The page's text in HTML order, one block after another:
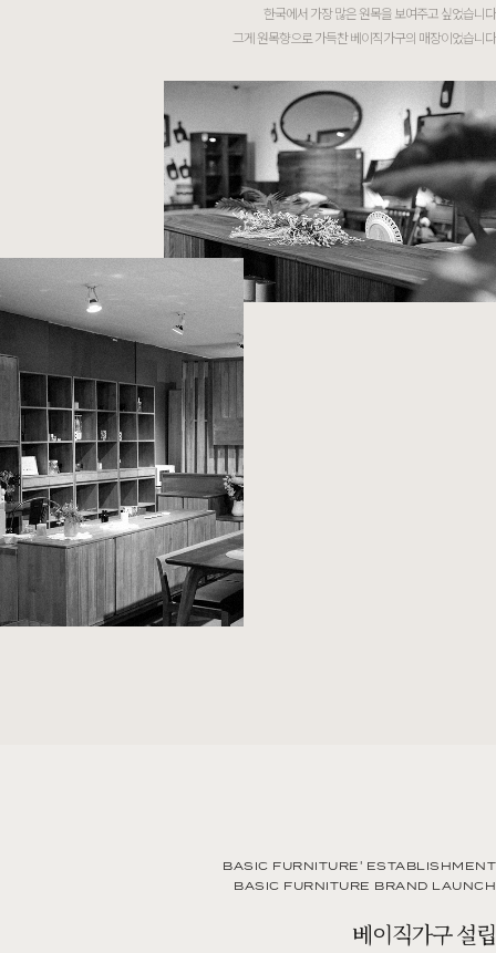
한국에서 가장 많은 원목을 보여주고 싶었습니다
그게 원목향으로 가득찬 베이직가구의 매장이었습니다
BASIC FURNITURE' ESTABLISHMENT
BASIC FURNITURE BRAND LAUNCH
베이직가구 설립